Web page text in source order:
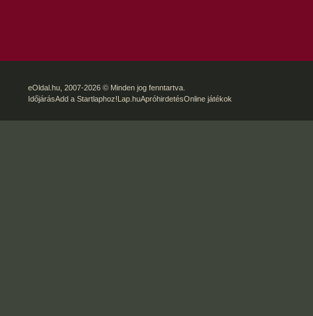
eOldal.hu , 2007-2026 © Minden jog fenntartva.
IdőjárásAdd a Startlaphoz!Lap.huApróhirdetésOnline játékok